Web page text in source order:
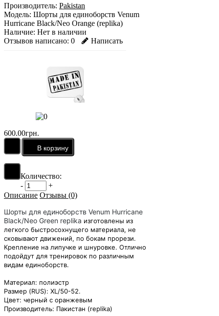
Производитель: Pakistan
Модель: Шорты для единоборств Venum
Hurricane Black/Neo Orange (replika)
Наличие: Нет в наличии
Отзывов написано: 0 Написать
600.00грн.
Количество:
-
+
Описание Отзывы (0)
Шорты для единоборств Venum Hurricane
Black/Neo Green replika изготовлены из
легкого быстросохнущего материала, не
сковывают движений, по бокам прорези.
Крепление на липучке и шнуровке. Отлично
подойдут для тренировок по различным
видам единоборств.
Материал: полиэстр
Размер (RUS): XL/50-52.
Цвет: черный с оранжевым
Производитель: Пакистан (replika)